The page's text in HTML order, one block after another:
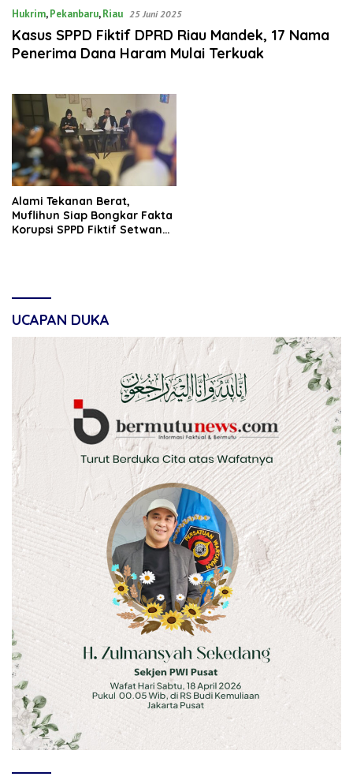
Hukrim,Pekanbaru,Riau 25 Juni 2025
Kasus SPPD Fiktif DPRD Riau Mandek, 17 Nama
Penerima Dana Haram Mulai Terkuak
Alami Tekanan Berat,
Muflihun Siap Bongkar Fakta
Korupsi SPPD Fiktif Setwan
UCAPAN DUKA